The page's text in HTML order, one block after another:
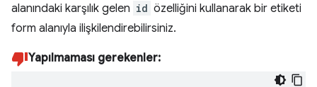
alanındaki karşılık gelen id özelliğini kullanarak bir etiketi
form alanıyla ilişkilendirebilirsiniz.
Yapılmaması gerekenler: